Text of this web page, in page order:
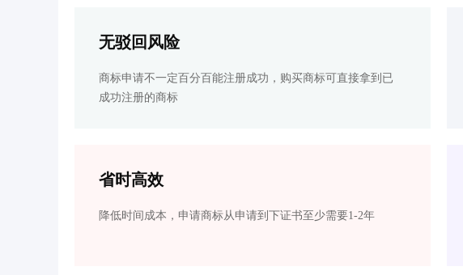
无驳回风险
商标申请不一定百分百能注册成功，购买商标可直接拿到已
成功注册的商标
省时高效
降低时间成本，申请商标从申请到下证书至少需要1-2年